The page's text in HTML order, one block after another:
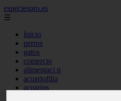
especiespro.es
☰
Inicio
perros
gatos
comercio
alimentaci n
acuariofilia
acuarios